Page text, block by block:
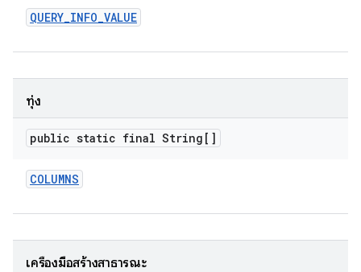
QUERY_INFO_VALUE
ทุ่ง
public static final String[]
COLUMNS
เครื่องมือสร้างสาธารณะ